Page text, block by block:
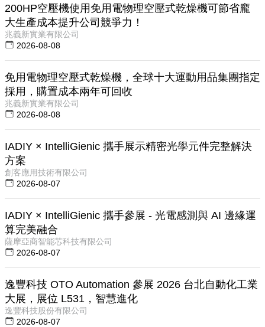
200HP空壓機使用免用電物理空壓式乾燥機可節省龐
大生產成本提升公司競爭力！
兆義新實業有限公司
2026-08-08
免用電物理空壓式乾燥機，全球十大運動用品集團指定
採用，購置成本兩年可回收
兆義新實業有限公司
2026-08-08
IADIY × IntelliGienic 攜手展示精密光學元件完整解決
方案
創客應用技術有限公司
2026-08-07
IADIY × IntelliGienic 攜手參展 - 光電感測與 AI 邊緣運
算完美融合
薩摩亞商智能芯科技有限公司
2026-08-07
逸豐科技 OTO Automation 參展 2026 台北自動化工業
大展，展位 L531，智慧進化
逸豐科技股份有限公司
2026-08-07